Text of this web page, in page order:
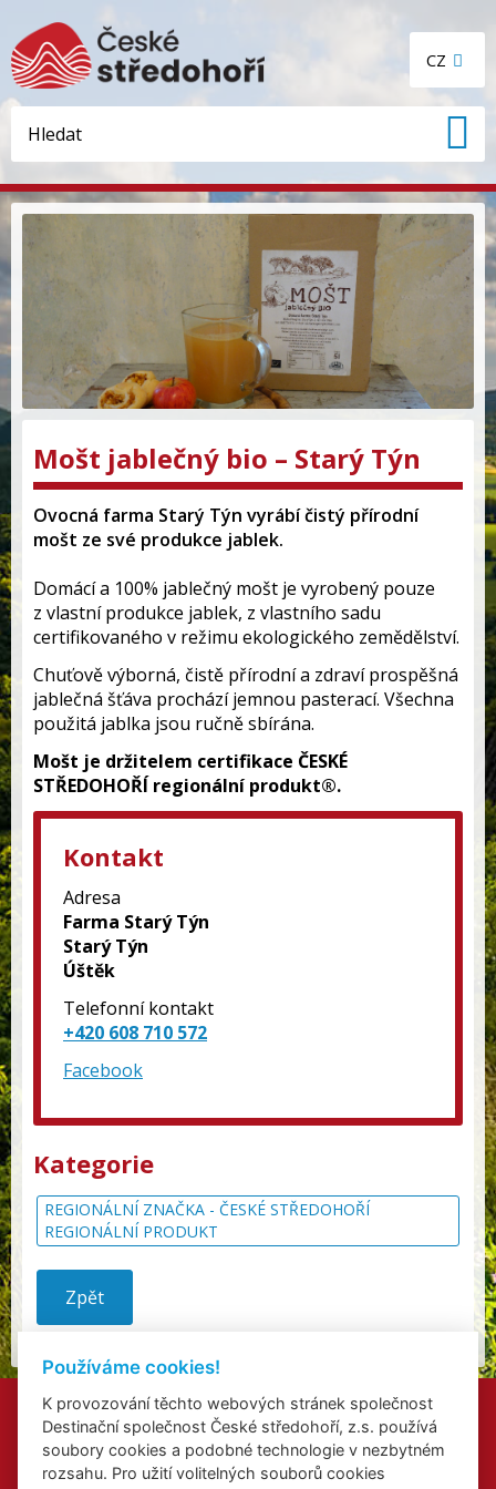
CZ
Mošt jablečný bio – Starý Týn
Ovocná farma Starý Týn vyrábí čistý přírodní
mošt ze své produkce jablek.
Domácí a 100% jablečný mošt je vyrobený pouze
z vlastní produkce jablek, z vlastního sadu
certifikovaného v režimu ekologického zemědělství.
Chuťově výborná, čistě přírodní a zdraví prospěšná
jablečná šťáva prochází jemnou pasterací. Všechna
použitá jablka jsou ručně sbírána.
Mošt je držitelem certifikace ČESKÉ
STŘEDOHOŘÍ regionální produkt®.
Kontakt
Adresa
Farma Starý Týn
Starý Týn
Úštěk
Telefonní kontakt
+420 608 710 572
Facebook
Kategorie
REGIONÁLNÍ ZNAČKA - ČESKÉ STŘEDOHOŘÍ
REGIONÁLNÍ PRODUKT
Zpět
Kontakty
Přidat akci
Přihlášení odběru newsletterů
Používáme cookies!
K provozování těchto webových stránek společnost
Destinační společnost České středohoří, z.s. používá
soubory cookies a podobné technologie v nezbytném
rozsahu. Pro užití volitelných souborů cookies